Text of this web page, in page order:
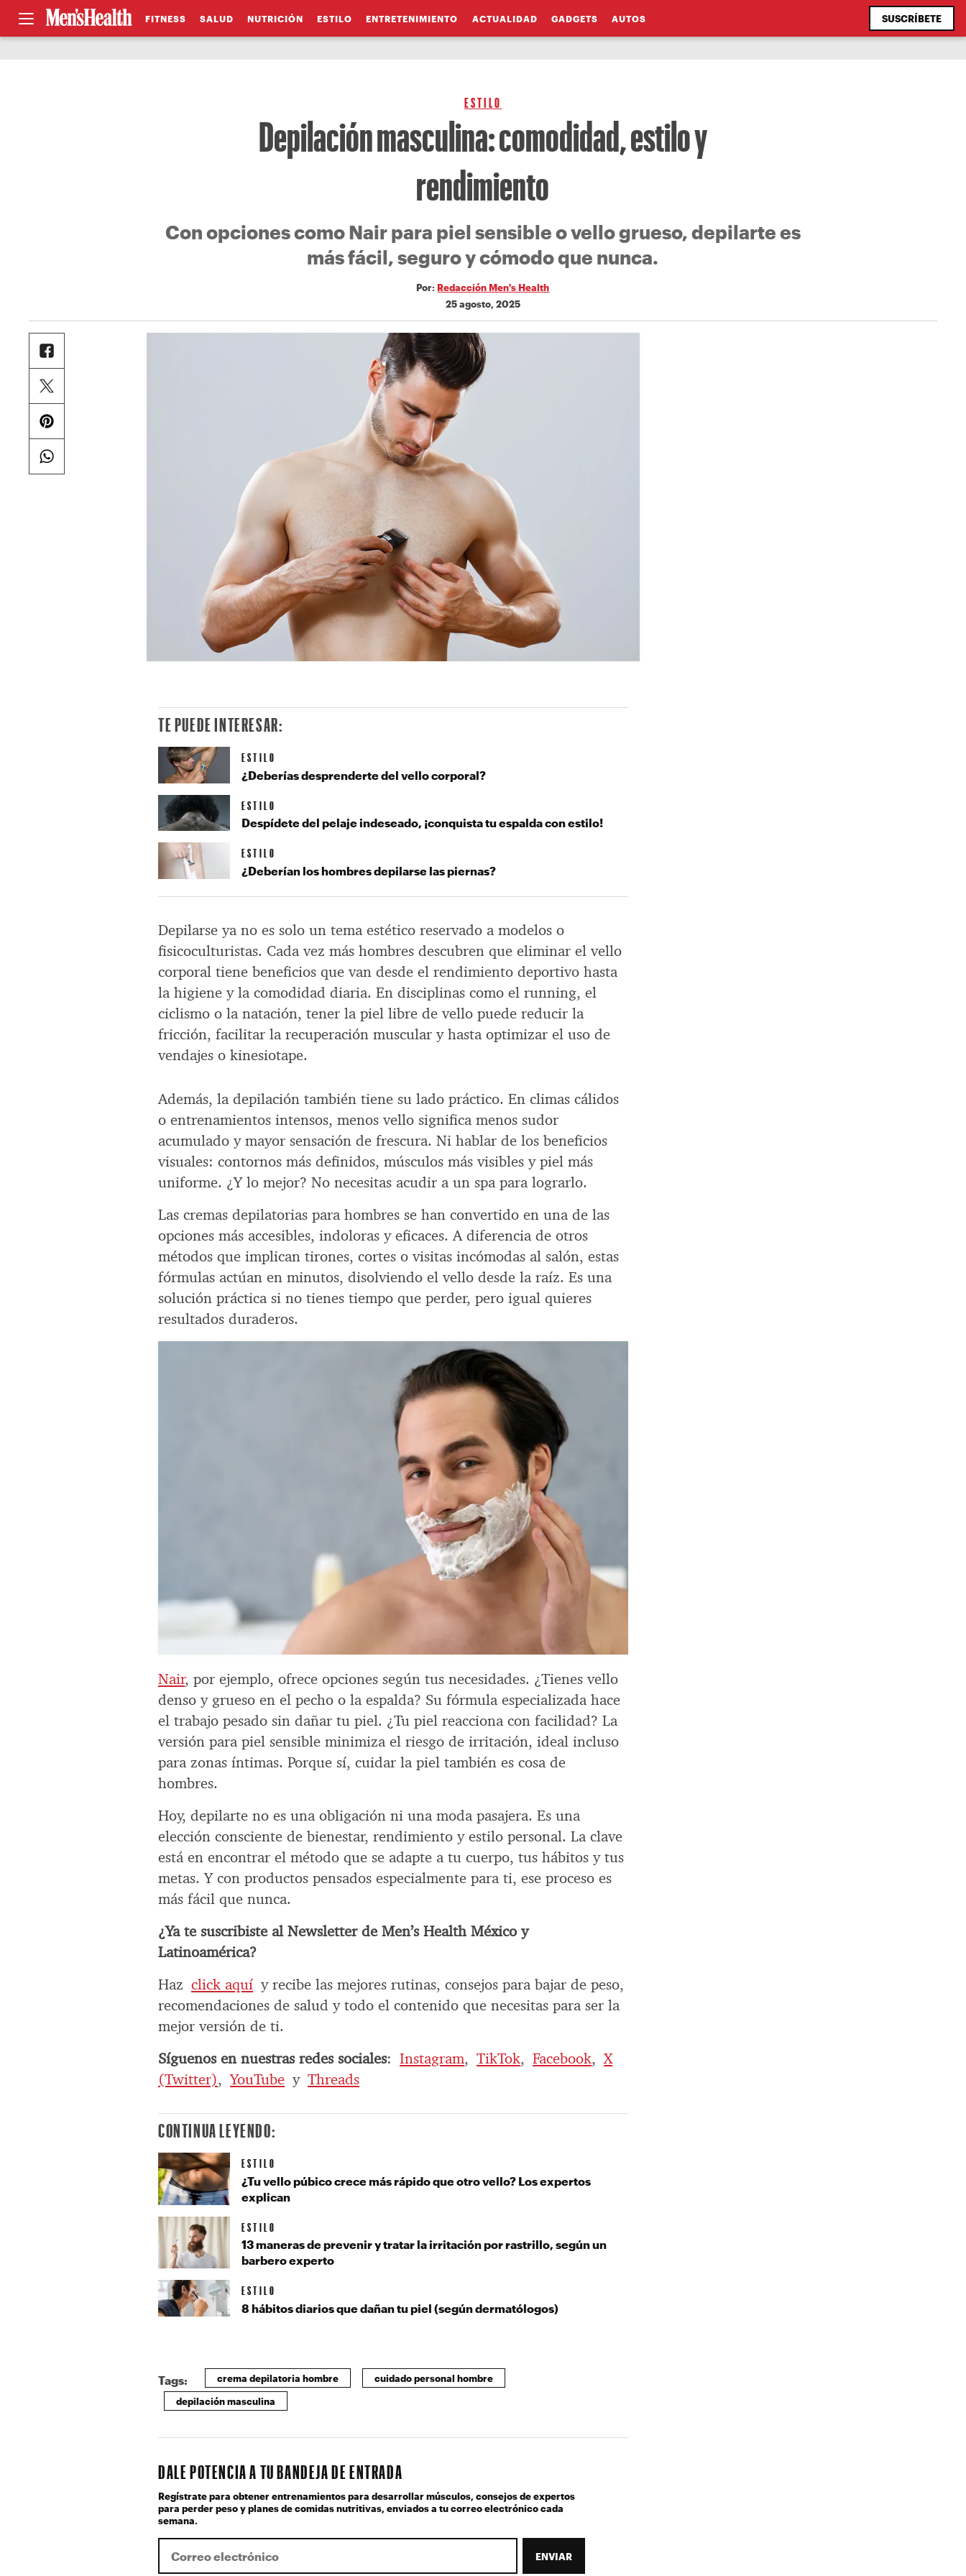
FITNESS SALUD NUTRICIÓN ESTILO ENTRETENIMIENTO ACTUALIDAD GADGETS AUTOS SUSCRÍBETE
ESTILO
Depilación masculina: comodidad, estilo y
rendimiento
Con opciones como Nair para piel sensible o vello grueso, depilarte es
más fácil, seguro y cómodo que nunca.
Por:Redacción Men's Health
25 agosto, 2025
Depilarse ya no es solo un tema estético reservado a modelos o
fisicoculturistas. Cada vez más hombres descubren que eliminar el vello
corporal tiene beneficios que van desde el rendimiento deportivo hasta
la higiene y la comodidad diaria. En disciplinas como el running, el
ciclismo o la natación, tener la piel libre de vello puede reducir la
fricción, facilitar la recuperación muscular y hasta optimizar el uso de
vendajes o kinesiotape.
Además, la depilación también tiene su lado práctico. En climas cálidos
o entrenamientos intensos, menos vello significa menos sudor
acumulado y mayor sensación de frescura. Ni hablar de los beneficios
visuales: contornos más definidos, músculos más visibles y piel más
uniforme. ¿Y lo mejor? No necesitas acudir a un spa para lograrlo.
Las cremas depilatorias para hombres se han convertido en una de las
opciones más accesibles, indoloras y eficaces. A diferencia de otros
métodos que implican tirones, cortes o visitas incómodas al salón, estas
fórmulas actúan en minutos, disolviendo el vello desde la raíz. Es una
solución práctica si no tienes tiempo que perder, pero igual quieres
resultados duraderos.
Nair, por ejemplo, ofrece opciones según tus necesidades. ¿Tienes vello
denso y grueso en el pecho o la espalda? Su fórmula especializada hace
el trabajo pesado sin dañar tu piel. ¿Tu piel reacciona con facilidad? La
versión para piel sensible minimiza el riesgo de irritación, ideal incluso
para zonas íntimas. Porque sí, cuidar la piel también es cosa de
hombres.
Hoy, depilarte no es una obligación ni una moda pasajera. Es una
elección consciente de bienestar, rendimiento y estilo personal. La clave
está en encontrar el método que se adapte a tu cuerpo, tus hábitos y tus
metas. Y con productos pensados especialmente para ti, ese proceso es
más fácil que nunca.
¿Ya te suscribiste al Newsletter de Men’s Health México y
Latinoamérica?
Hazclick aquí y recibe las mejores rutinas, consejos para bajar de peso,
recomendaciones de salud y todo el contenido que necesitas para ser la
mejor versión de ti.
Síguenos en nuestras redes sociales:Instagram,TikTok,Facebook,X
(Twitter),YouTube yThreads
TE PUEDE INTERESAR:
ESTILO
¿Deberías desprenderte del vello corporal?
ESTILO
Despídete del pelaje indeseado, ¡conquista tu espalda con estilo!
ESTILO
¿Deberían los hombres depilarse las piernas?
CONTINUA LEYENDO:
ESTILO
¿Tu vello púbico crece más rápido que otro vello? Los expertos
explican
ESTILO
13 maneras de prevenir y tratar la irritación por rastrillo, según un
barbero experto
ESTILO
8 hábitos diarios que dañan tu piel (según dermatólogos)
Tags: crema depilatoria hombre cuidado personal hombre
depilación masculina
DALE POTENCIA A TU BANDEJA DE ENTRADA
Regístrate para obtener entrenamientos para desarrollar músculos, consejos de expertos
para perder peso y planes de comidas nutritivas, enviados a tu correo electrónico cada
semana.
ENVIAR